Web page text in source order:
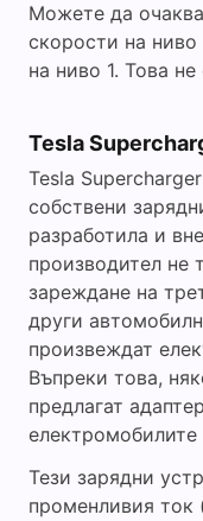
Можете да
скорости на ниво
на ниво 1. Това
Tesla
Tesla
собствени
разработила и
производител не
зареждане на
други
произвеждат
Въпреки това,
предлагат
електромобилите
Тези зарядни
променливия ток